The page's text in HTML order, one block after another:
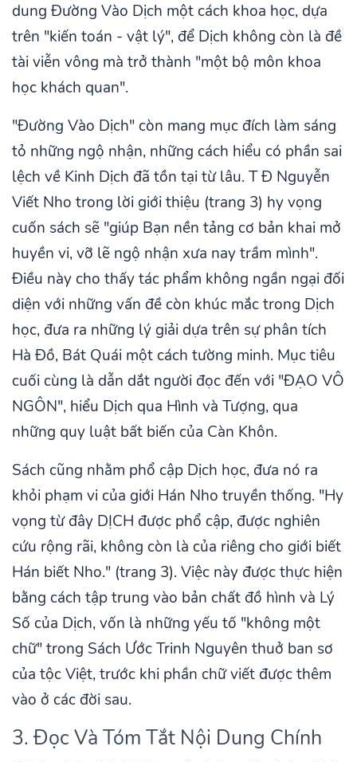
dung Đường Vào Dịch một cách khoa học, dựa
trên "kiến toán - vật lý", để Dịch không còn là đề
tài viễn vông mà trở thành "một bộ môn khoa
học khách quan".
"Đường Vào Dịch" còn mang mục đích làm sáng
tỏ những ngộ nhận, những cách hiểu có phần sai
lệch về Kinh Dịch đã tồn tại từ lâu. T Đ Nguyễn
Viết Nho trong lời giới thiệu (trang 3) hy vọng
cuốn sách sẽ "giúp Bạn nền tảng cơ bản khai mở
huyền vi, vỡ lẽ ngộ nhận xưa nay trầm mình".
Điều này cho thấy tác phẩm không ngần ngại đối
diện với những vấn đề còn khúc mắc trong Dịch
học, đưa ra những lý giải dựa trên sự phân tích
Hà Đồ, Bát Quái một cách tường minh. Mục tiêu
cuối cùng là dẫn dắt người đọc đến với "ĐẠO VÔ
NGÔN", hiểu Dịch qua Hình và Tượng, qua
những quy luật bất biến của Càn Khôn.
Sách cũng nhằm phổ cập Dịch học, đưa nó ra
khỏi phạm vi của giới Hán Nho truyền thống. "Hy
vọng từ đây DỊCH được phổ cập, được nghiên
cứu rộng rãi, không còn là của riêng cho giới biết
Hán biết Nho." (trang 3). Việc này được thực hiện
bằng cách tập trung vào bản chất đồ hình và Lý
Số của Dịch, vốn là những yếu tố "không một
chữ" trong Sách Ước Trinh Nguyên thuở ban sơ
của tộc Việt, trước khi phần chữ viết được thêm
vào ở các đời sau.
3. Đọc Và Tóm Tắt Nội Dung Chính